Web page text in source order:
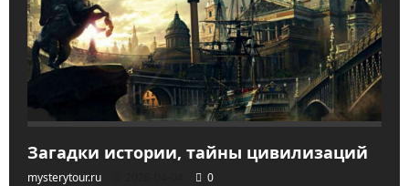
Загадки истории, тайны цивилизаций
mysterytour.ru 0